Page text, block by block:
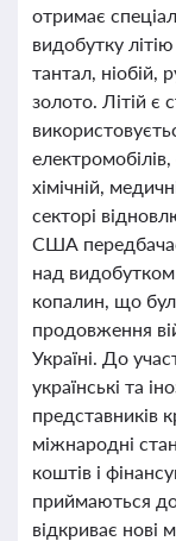
отримає
видобутку
тантал, ніобій,
золото. Літій є
хімічній,
секторі
США
над
копалин, що
продовження
Україні. До
українські та
представників
міжнародні
коштів і
приймаються
відкриває нові